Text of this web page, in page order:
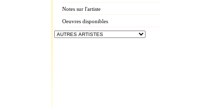
Notes sur l'artiste
Oeuvres disponibles